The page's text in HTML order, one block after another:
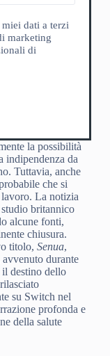
dati a terzi
marketing
di
la possibilità
indipendenza da
Tuttavia, anche
che si
La notizia
britannico
alcune fonti,
chiusura.
titolo, Senua,
avvenuto durante
il destino dello
su Switch nel
profonda e
della salute